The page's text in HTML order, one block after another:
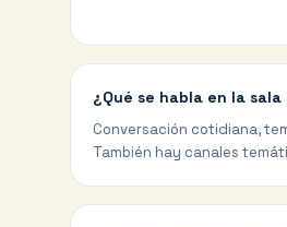
¿Qué se habla en la
Conversación cotidiana,
También hay canales